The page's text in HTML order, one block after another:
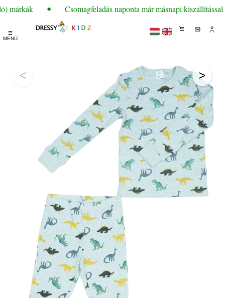
márkák ✦ Csomagfeladás naponta már másnapi kiszállítással
☰
MENÜ
< >